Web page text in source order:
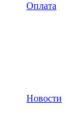
Оплата
Новости